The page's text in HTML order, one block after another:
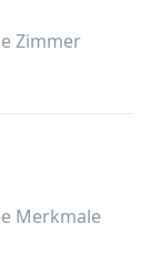
Zimmer
Merkmale